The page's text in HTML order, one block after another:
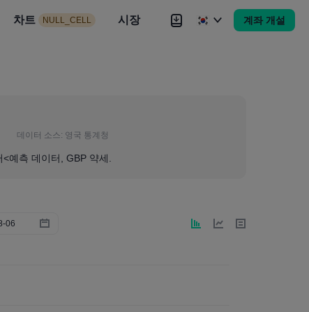
차트 NULL_CELL 시장 계좌 개설
시장 뉴스 전략 Brokers 더
데이터 소스: 영국 통계청
예측 데이터, GBP 약세.